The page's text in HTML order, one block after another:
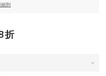
則
折